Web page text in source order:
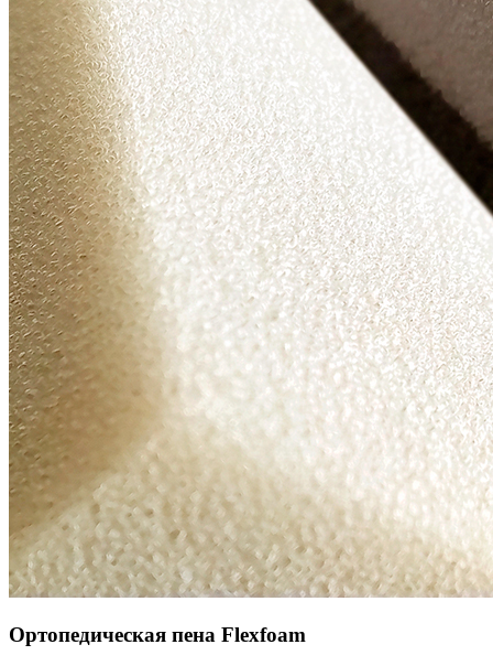
Ортопедическая пена Flexfoam